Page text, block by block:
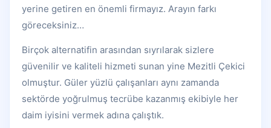
yerine getiren en önemli firmayız. Arayın farkı
göreceksiniz…
Birçok alternatifin arasından sıyrılarak sizlere
güvenilir ve kaliteli hizmeti sunan yine Mezitli Çekici
olmuştur. Güler yüzlü çalışanları aynı zamanda
sektörde yoğrulmuş tecrübe kazanmış ekibiyle her
daim iyisini vermek adına çalıştık.